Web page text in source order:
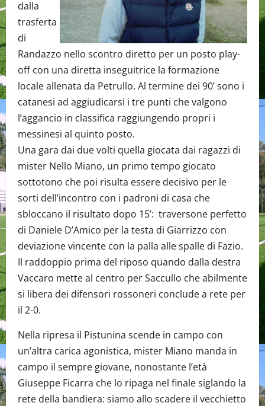
dalla
trasferta
di
Randazzo nello scontro diretto per un posto play-
off con una diretta inseguitrice la formazione
locale allenata da Petrullo. Al termine dei 90’ sono i
catanesi ad aggiudicarsi i tre punti che valgono
l’aggancio in classifica raggiungendo propri i
messinesi al quinto posto.
Una gara dai due volti quella giocata dai ragazzi di
mister Nello Miano, un primo tempo giocato
sottotono che poi risulta essere decisivo per le
sorti dell’incontro con i padroni di casa che
sbloccano il risultato dopo 15’: traversone perfetto
di Daniele D’Amico per la testa di Giarrizzo con
deviazione vincente con la palla alle spalle di Fazio.
Il raddoppio prima del riposo quando dalla destra
Vaccaro mette al centro per Saccullo che abilmente
si libera dei difensori rossoneri conclude a rete per
il 2-0.
Nella ripresa il Pistunina scende in campo con
un’altra carica agonistica, mister Miano manda in
campo il sempre giovane, nonostante l’età
Giuseppe Ficarra che lo ripaga nel finale siglando la
rete della bandiera: siamo allo scadere il vecchietto